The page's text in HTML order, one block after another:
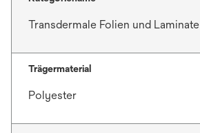
Transdermale Folien und Laminate
Trägermaterial
Polyester